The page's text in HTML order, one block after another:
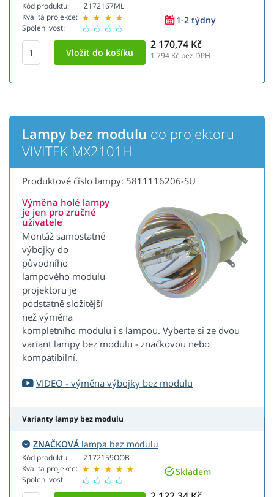
Kód produktu:
Kvalita projekce:
Spolehlivost:
Z172167ML
1-2 týdny
2 170,74 Kč
1 794 Kč bez DPH
Lampy bez modulu do projektoru
VIVITEK MX2101H
Produktové číslo lampy: 5811116206-SU
Výměna holé lampy
je jen pro zručné
uživatele
Montáž samostatné
výbojky do
původního
lampového modulu
projektoru je
podstatně složitější
než výměna
kompletního modulu i s lampou. Vyberte si ze dvou
variant lampy bez modulu - značkovou nebo
kompatibilní.
VIDEO - výměna výbojky bez modulu
Varianty lampy bez modulu
ZNAČKOVÁ lampa bez modulu
Kód produktu:
Kvalita projekce:
Spolehlivost:
Z172159OOB
Skladem